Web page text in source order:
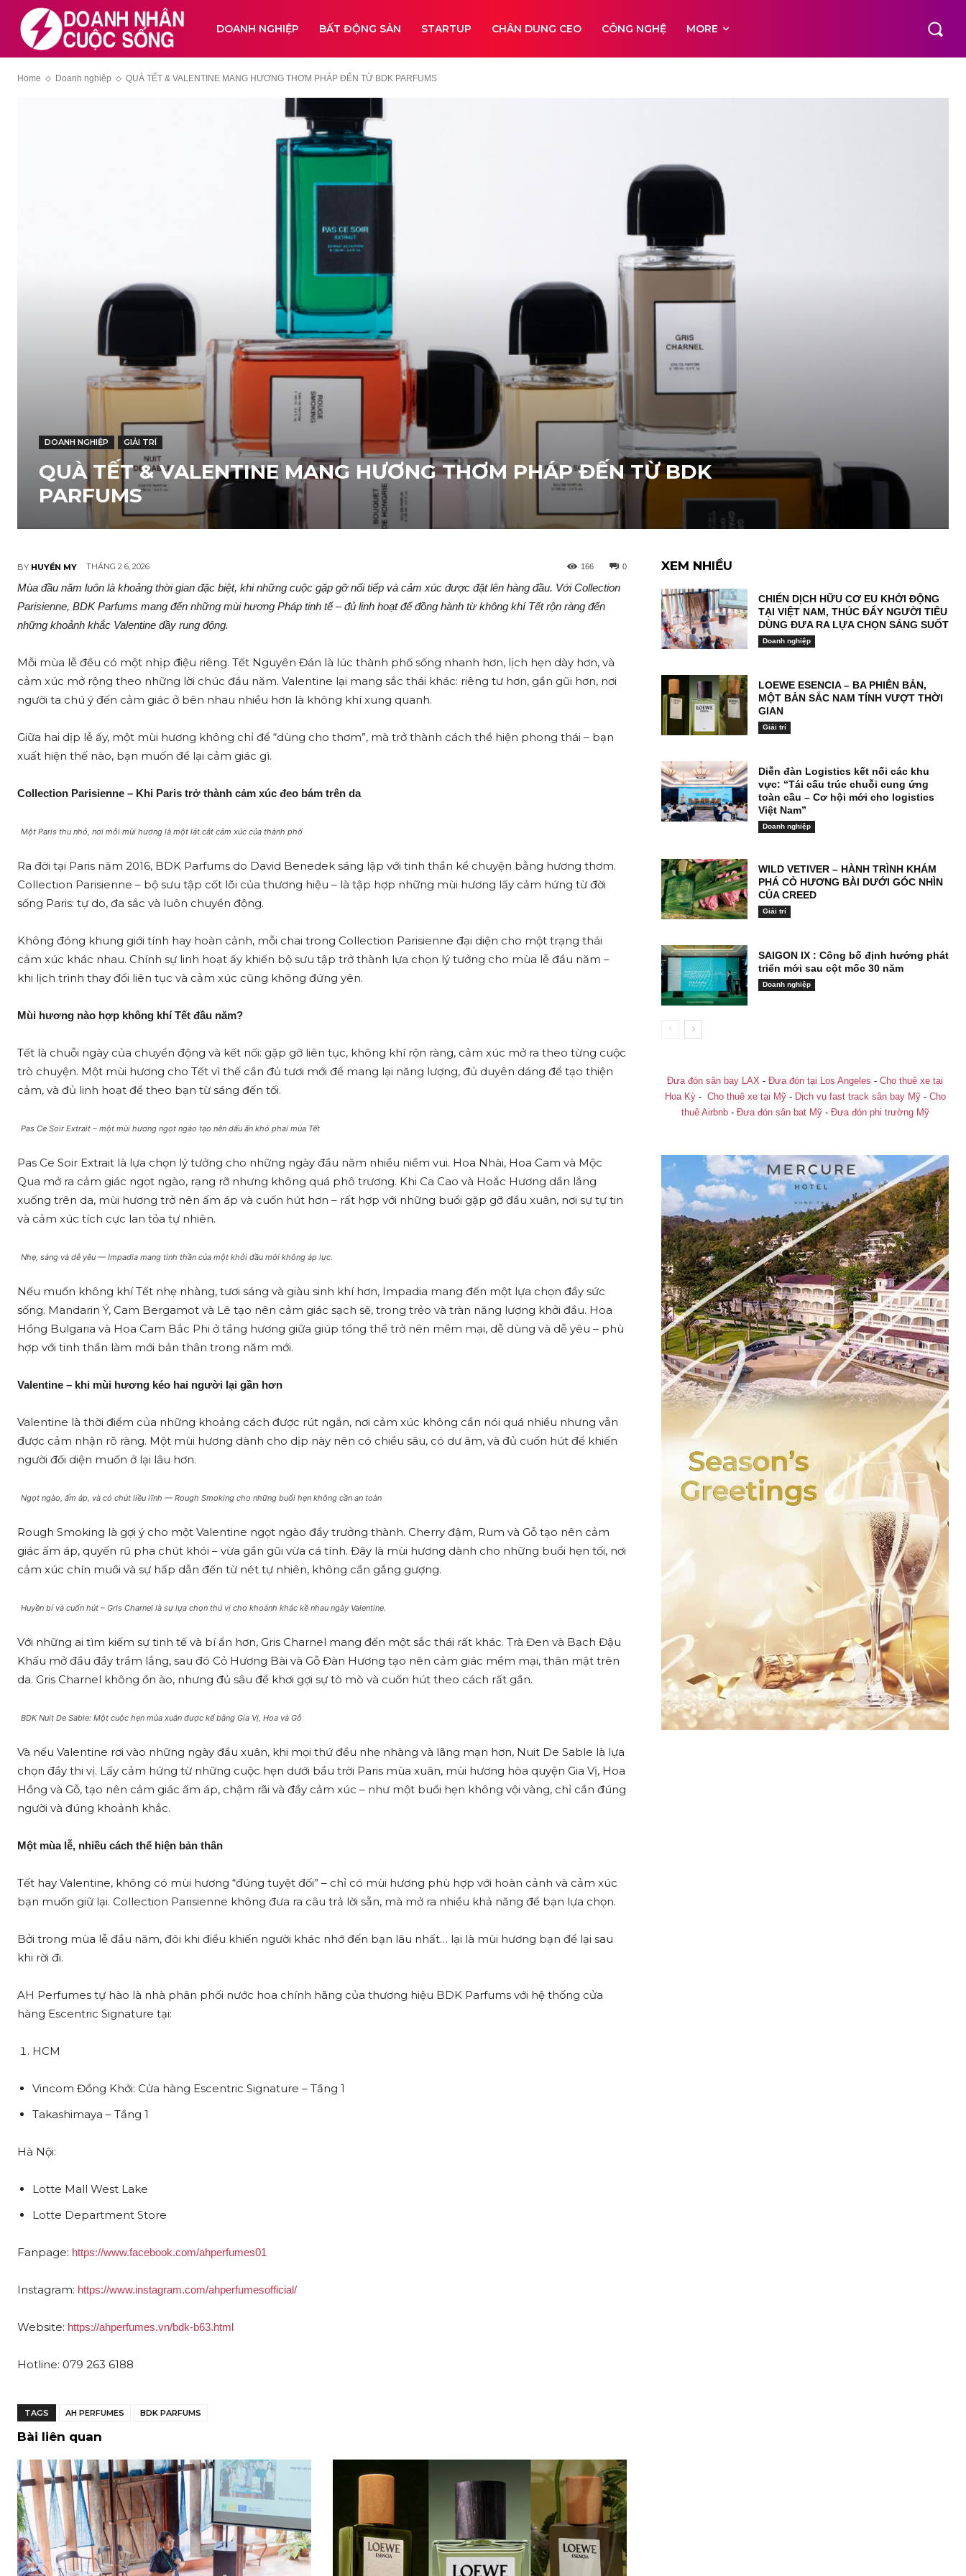
DOANH NGHIỆP BẤT ĐỘNG SẢN STARTUP CHÂN DUNG CEO CÔNG NGHỆ MORE
Home Doanh nghiệp QUÀ TẾT & VALENTINE MANG HƯƠNG THƠM PHÁP ĐẾN TỪ BDK PARFUMS
DOANH NGHIỆP GIẢI TRÍ
QUÀ TẾT & VALENTINE MANG HƯƠNG THƠM PHÁP ĐẾN TỪ BDK
PARFUMS
BY HUYỀN MY THÁNG 2 6, 2026 0
166
Mùa đầu năm luôn là khoảng thời gian đặc biệt, khi những cuộc gặp gỡ nối tiếp và cảm xúc được đặt lên hàng đầu. Với Collection
Parisienne, BDK Parfums mang đến những mùi hương Pháp tinh tế – đủ linh hoạt để đồng hành từ không khí Tết rộn ràng đến
những khoảnh khắc Valentine đầy rung động.
Mỗi mùa lễ đều có một nhịp điệu riêng. Tết Nguyên Đán là lúc thành phố sống nhanh hơn, lịch hẹn dày hơn, và
cảm xúc mở rộng theo những lời chúc đầu năm. Valentine lại mang sắc thái khác: riêng tư hơn, gần gũi hơn, nơi
người ta chú ý đến cảm giác ở bên nhau nhiều hơn là không khí xung quanh.
Giữa hai dịp lễ ấy, một mùi hương không chỉ để “dùng cho thơm”, mà trở thành cách thể hiện phong thái – bạn
xuất hiện thế nào, bạn muốn để lại cảm giác gì.
Collection Parisienne – Khi Paris trở thành cảm xúc đeo bám trên da
Một Paris thu nhỏ, nơi mỗi mùi hương là một lát cắt cảm xúc của thành phố
Ra đời tại Paris năm 2016, BDK Parfums do David Benedek sáng lập với tinh thần kể chuyện bằng hương thơm.
Collection Parisienne – bộ sưu tập cốt lõi của thương hiệu – là tập hợp những mùi hương lấy cảm hứng từ đời
sống Paris: tự do, đa sắc và luôn chuyển động.
Không đóng khung giới tính hay hoàn cảnh, mỗi chai trong Collection Parisienne đại diện cho một trạng thái
cảm xúc khác nhau. Chính sự linh hoạt ấy khiến bộ sưu tập trở thành lựa chọn lý tưởng cho mùa lễ đầu năm –
khi lịch trình thay đổi liên tục và cảm xúc cũng không đứng yên.
Mùi hương nào hợp không khí Tết đầu năm?
Tết là chuỗi ngày của chuyển động và kết nối: gặp gỡ liên tục, không khí rộn ràng, cảm xúc mở ra theo từng cuộc
trò chuyện. Một mùi hương cho Tết vì thế cần đủ tươi mới để mang lại năng lượng, đủ duyên dáng để tạo thiện
cảm, và đủ linh hoạt để theo bạn từ sáng đến tối.
Pas Ce Soir Extrait – một mùi hương ngọt ngào tạo nên dấu ấn khó phai mùa Tết
Pas Ce Soir Extrait là lựa chọn lý tưởng cho những ngày đầu năm nhiều niềm vui. Hoa Nhài, Hoa Cam và Mộc
Qua mở ra cảm giác ngọt ngào, rạng rỡ nhưng không quá phô trương. Khi Ca Cao và Hoắc Hương dần lắng
xuống trên da, mùi hương trở nên ấm áp và cuốn hút hơn – rất hợp với những buổi gặp gỡ đầu xuân, nơi sự tự tin
và cảm xúc tích cực lan tỏa tự nhiên.
Nhẹ, sáng và dễ yêu — Impadia mang tinh thần của một khởi đầu mới không áp lực.
Nếu muốn không khí Tết nhẹ nhàng, tươi sáng và giàu sinh khí hơn, Impadia mang đến một lựa chọn đầy sức
sống. Mandarin Ý, Cam Bergamot và Lê tạo nên cảm giác sạch sẽ, trong trẻo và tràn năng lượng khởi đầu. Hoa
Hồng Bulgaria và Hoa Cam Bắc Phi ở tầng hương giữa giúp tổng thể trở nên mềm mại, dễ dùng và dễ yêu – phù
hợp với tinh thần làm mới bản thân trong năm mới.
Valentine – khi mùi hương kéo hai người lại gần hơn
Valentine là thời điểm của những khoảng cách được rút ngắn, nơi cảm xúc không cần nói quá nhiều nhưng vẫn
được cảm nhận rõ ràng. Một mùi hương dành cho dịp này nên có chiều sâu, có dư âm, và đủ cuốn hút để khiến
người đối diện muốn ở lại lâu hơn.
Ngọt ngào, ấm áp, và có chút liều lĩnh — Rough Smoking cho những buổi hẹn không cần an toàn
Rough Smoking là gợi ý cho một Valentine ngọt ngào đầy trưởng thành. Cherry đậm, Rum và Gỗ tạo nên cảm
giác ấm áp, quyến rũ pha chút khói – vừa gần gũi vừa cá tính. Đây là mùi hương dành cho những buổi hẹn tối, nơi
cảm xúc chín muồi và sự hấp dẫn đến từ nét tự nhiên, không cần gắng gượng.
Huyền bí và cuốn hút – Gris Charnel là sự lựa chọn thú vị cho khoảnh khắc kề nhau ngày Valentine.
Với những ai tìm kiếm sự tinh tế và bí ẩn hơn, Gris Charnel mang đến một sắc thái rất khác. Trà Đen và Bạch Đậu
Khấu mở đầu đầy trầm lắng, sau đó Cỏ Hương Bài và Gỗ Đàn Hương tạo nên cảm giác mềm mại, thân mật trên
da. Gris Charnel không ồn ào, nhưng đủ sâu để khơi gợi sự tò mò và cuốn hút theo cách rất gần.
BDK Nuit De Sable: Một cuộc hẹn mùa xuân được kể bằng Gia Vị, Hoa và Gỗ
Và nếu Valentine rơi vào những ngày đầu xuân, khi mọi thứ đều nhẹ nhàng và lãng mạn hơn, Nuit De Sable là lựa
chọn đầy thi vị. Lấy cảm hứng từ những cuộc hẹn dưới bầu trời Paris mùa xuân, mùi hương hòa quyện Gia Vị, Hoa
Hồng và Gỗ, tạo nên cảm giác ấm áp, chậm rãi và đầy cảm xúc – như một buổi hẹn không vội vàng, chỉ cần đúng
người và đúng khoảnh khắc.
Một mùa lễ, nhiều cách thể hiện bản thân
Tết hay Valentine, không có mùi hương “đúng tuyệt đối” – chỉ có mùi hương phù hợp với hoàn cảnh và cảm xúc
bạn muốn giữ lại. Collection Parisienne không đưa ra câu trả lời sẵn, mà mở ra nhiều khả năng để bạn lựa chọn.
Bởi trong mùa lễ đầu năm, đôi khi điều khiến người khác nhớ đến bạn lâu nhất… lại là mùi hương bạn để lại sau
khi rời đi.
AH Perfumes tự hào là nhà phân phối nước hoa chính hãng của thương hiệu BDK Parfums với hệ thống cửa
hàng Escentric Signature tại:
HCM
Vincom Đồng Khởi: Cửa hàng Escentric Signature – Tầng 1
Takashimaya – Tầng 1
Hà Nội:
Lotte Mall West Lake
Lotte Department Store
Fanpage: https://www.facebook.com/ahperfumes01
Instagram: https://www.instagram.com/ahperfumesofficial/
Website: https://ahperfumes.vn/bdk-b63.html
Hotline: 079 263 6188
TAGS AH PERFUMES BDK PARFUMS
Bài liên quan
XEM NHIỀU
CHIẾN DỊCH HỮU CƠ EU KHỞI ĐỘNG
TẠI VIỆT NAM, THÚC ĐẨY NGƯỜI TIÊU
DÙNG ĐƯA RA LỰA CHỌN SÁNG SUỐT
Doanh nghiệp
LOEWE ESENCIA – BA PHIÊN BẢN,
MỘT BẢN SẮC NAM TÍNH VƯỢT THỜI
GIAN
Giải trí
Diễn đàn Logistics kết nối các khu
vực: “Tái cấu trúc chuỗi cung ứng
toàn cầu – Cơ hội mới cho logistics
Việt Nam”
Doanh nghiệp
WILD VETIVER – HÀNH TRÌNH KHÁM
PHÁ CỎ HƯƠNG BÀI DƯỚI GÓC NHÌN
CỦA CREED
Giải trí
SAIGON IX : Công bố định hướng phát
triển mới sau cột mốc 30 năm
Doanh nghiệp
Đưa đón sân bay LAX - Đưa đón tại Los Angeles - Cho thuê xe tại
Hoa Kỳ- Cho thuê xe tại Mỹ- Dịch vụ fast track sân bay Mỹ- Cho
thuê Airbnb- Đưa đón sân bat Mỹ- Đưa đón phi trường Mỹ